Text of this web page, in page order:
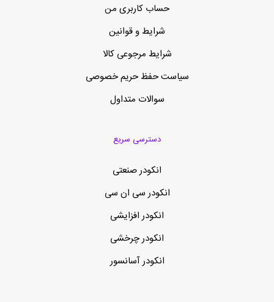
حساب کاربری من
شرایط و قوانین
شرایط مرجوعی کالا
سیاست حفظ حریم خصوصی
سوالات متداول
دسترسی سریع
انکودر صنعتی
انکودر سی ان سی
انکودر افزایشی
انکودر چرخشی
انکودر آسانسور